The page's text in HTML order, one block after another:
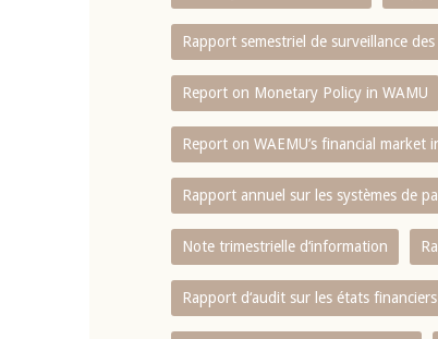
Rapport semestriel de surveillance
Report on Monetary Policy in WAMU
Report on WAEMU’s financial
Rapport annuel sur les systèmes de
Note trimestrielle d‘information
Rapport d‘audit sur les états